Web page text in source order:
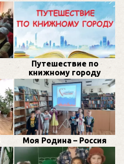
Путешествие по
книжному городу
Моя Родина – Россия